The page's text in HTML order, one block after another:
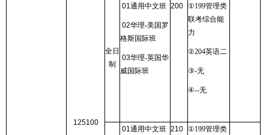
125100
全日
制
01通用中文班
02华理-美国罗
格斯国际班
03华理-英国华
威国际班
200 ①199管理类
联考综合能
力
②204英语二
③-无
④--无
01通用中文班 210 ①199管理类